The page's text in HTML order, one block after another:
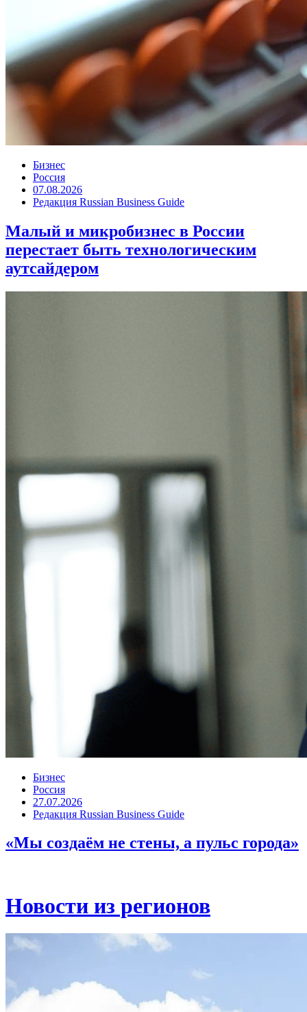
Бизнес
Россия
07.08.2026
Редакция Russian Business Guide
Малый и микробизнес в России
перестает быть технологическим
аутсайдером
Бизнес
Россия
27.07.2026
Редакция Russian Business Guide
«Мы создаём не стены, а пульс города»
Новости из регионов